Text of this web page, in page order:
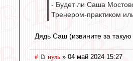
- Будет ли Саша
Тренером-практиком
Дядь Саш (извините за
# нуль » 04 май 2024 15:27